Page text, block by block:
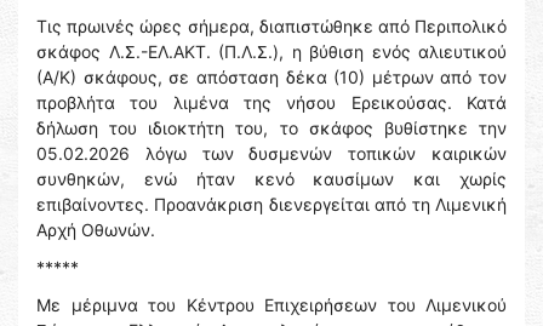
Τις πρωινές ώρες σήμερα, διαπιστώθηκε από Περιπολικό
σκάφος Λ.Σ.-ΕΛ.ΑΚΤ. (Π.Λ.Σ.), η βύθιση ενός αλιευτικού
(Α/Κ) σκάφους, σε απόσταση δέκα (10) μέτρων από τον
προβλήτα του λιμένα της νήσου Ερεικούσας. Κατά
δήλωση του ιδιοκτήτη του, το σκάφος βυθίστηκε την
05.02.2026 λόγω των δυσμενών τοπικών καιρικών
συνθηκών, ενώ ήταν κενό καυσίμων και χωρίς
επιβαίνοντες. Προανάκριση διενεργείται από τη Λιμενική
Αρχή Οθωνών.
*****
Με μέριμνα του Κέντρου Επιχειρήσεων του Λιμενικού